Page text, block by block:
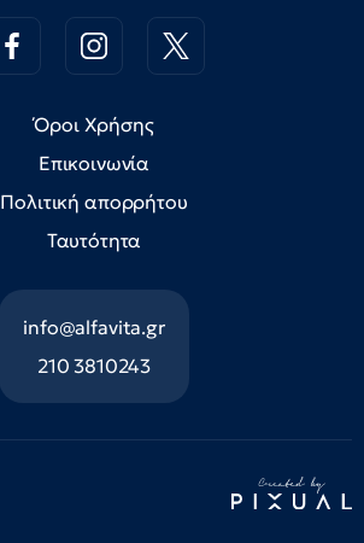
Όροι Χρήσης
Επικοινωνία
Πολιτική απορρήτου
Ταυτότητα
info@alfavita.gr
210 3810243